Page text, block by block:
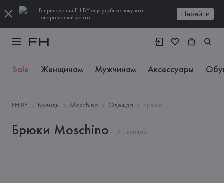
В приложении FH.BY еще удобнее покупать
товары вашей мечты
Перейти
Sale Женщинам Мужчинам Аксессуары
FH.BY Бренды Moschino Одежда Брюки
Брюки Moschino 4 товара